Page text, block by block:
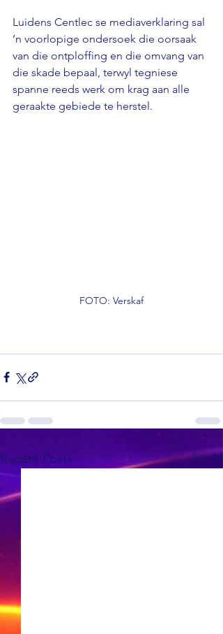
Luidens Centlec se mediaverklaring sal
’n voorlopige ondersoek die oorsaak
van die ontploffing en die omvang van
die skade bepaal, terwyl tegniese
spanne reeds werk om krag aan alle
geraakte gebiede te herstel.
FOTO: Verskaf
Recent Posts See All